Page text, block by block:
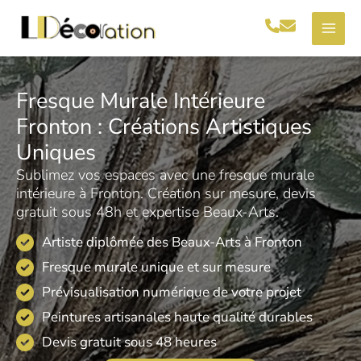
Fresque Murale Intérieure
Fronton : Créations Artistiques
Uniques
Sublimez vos espaces avec une fresque murale
intérieure à Fronton. Création sur mesure, devis
gratuit sous 48h et expertise Beaux-Arts.
Artiste diplômée des Beaux-Arts à Fronton
Fresque murale unique et sur mesure
Prévisualisation numérique de votre projet
Peintures artisanales haute qualité durables
Devis gratuit sous 48 heures